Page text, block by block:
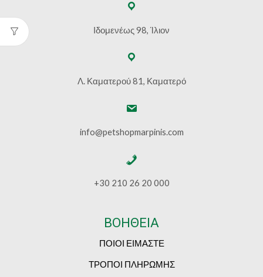
Ιδομενέως 98, Ίλιον
Λ. Καματερού 81, Καματερό
info@petshopmarpinis.com
+30 210 26 20 000
ΒΟΗΘΕΙΑ
ΠΟΙΟΙ ΕΙΜΑΣΤΕ
ΤΡΟΠΟΙ ΠΛΗΡΩΜΗΣ